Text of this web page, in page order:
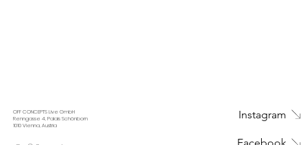
OFF CONCEPTS Live GmbH
Renngasse 4, Palais Schönborn
1010 Vienna, Austria
Instagram